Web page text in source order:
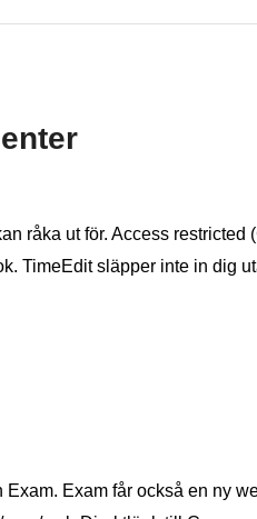
råka ut för. Access restricted
TimeEdit släpper inte in dig
Exam får också en ny